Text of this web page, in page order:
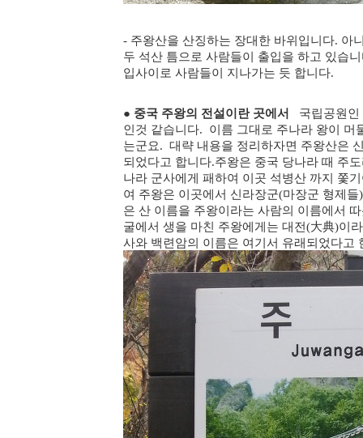
- 주왕산을 산징하는 장대한 바위입니다. 아
두 석산 틈으로 사람들이 출입을 하고 있습
입사이로 사람들이 지나가는 듯 합니다.
● 중국 주왕의 전설이란 곳에서
국립공원인
인것 같습니다. 이름 그대로 주나라 왕이 머
는군요. 대략 내용을 정리하자면 주왕산은
되었다고 합니다.주왕은 중국 당나라 때 주
나라 군사에게 패하여 이곳 석병산 까지 쫓
여 주왕은 이곳에서 신라장군(마장군 형제
은 산 이름을 주왕이라는 사람의 이름에서
굴에서 생을 마친 주왕에게는 대전(大典)
사와 백련암의 이름은 여기서 유래되었다고